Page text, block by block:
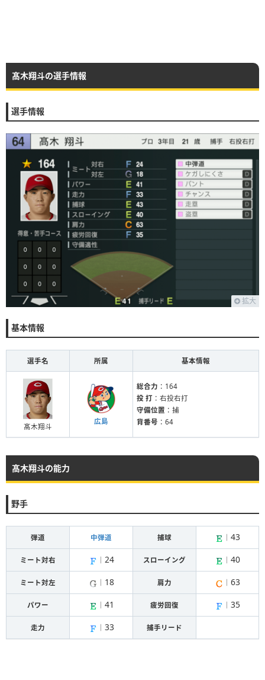
髙木翔斗の選手情報
選手情報
拡大
基本情報
選手名 所属 基本情報
髙木翔斗
広島
総合力 ：164
投 打 ：右投右打
守備位置 ：捕
背番号 ：64
髙木翔斗の能力
野手
弾道 中弾道 捕球 43
ミート対右 24 スローイング 40
ミート対左 18 肩力 63
パワー 41 疲労回復 35
走力 33 捕手リード